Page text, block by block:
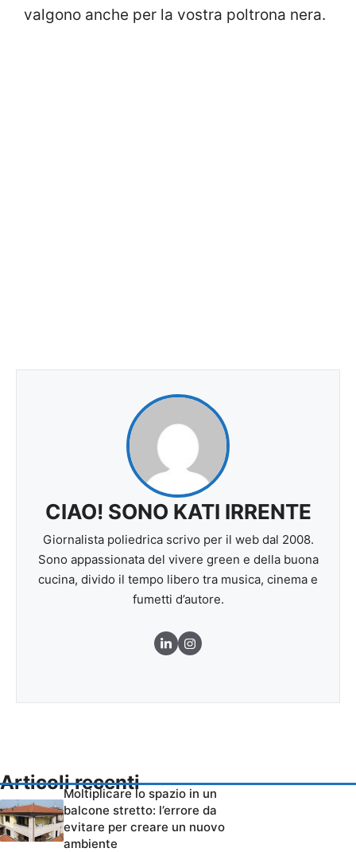
valgono anche per la vostra poltrona nera.
CIAO! SONO KATI IRRENTE
Giornalista poliedrica scrivo per il web dal 2008.
Sono appassionata del vivere green e della buona
cucina, divido il tempo libero tra musica, cinema e
fumetti d’autore.
Articoli recenti
Moltiplicare lo spazio in un
balcone stretto: l’errore da
evitare per creare un nuovo
ambiente